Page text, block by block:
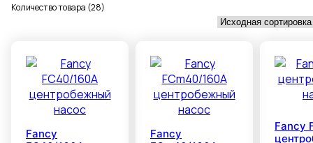
Количество товара (28)
Fancy
Fancy
Fancy